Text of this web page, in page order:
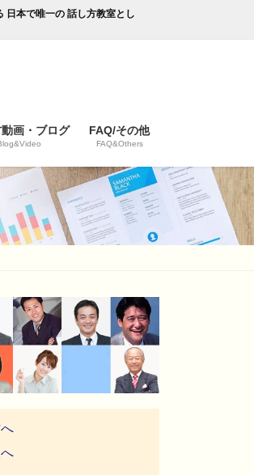
日本で唯一の 話し方教室とし
画・ブログ FAQ/その他
FAQ&Others